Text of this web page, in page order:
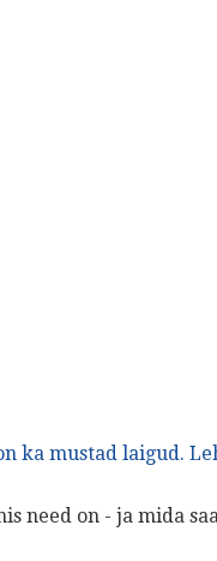
ka mustad laigud.
need on - ja mida